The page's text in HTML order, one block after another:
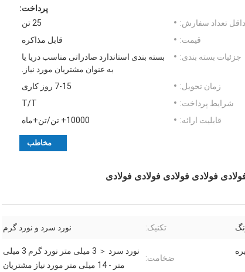
پرداخت:
تعداد سفارش:
25 تن
قیمت:
قابل مذاکره
جزئیات بسته بندی:
بسته بندی استاندارد صادراتی مناسب دریا یا
به عنوان مشتریان مورد نیاز.
زمان تحویل:
7-15 روز کاری
شرایط پرداخت:
T/T
قابلیت ارائه:
10000+ تن/تن+ماه
مخاطب
فولادی فولادی فولادی فولادی
تکنیک: نورد سرد و نورد گرم
ضخامت:
نورد سرد ＜ 3 میلی متر نورد گرم 3 میلی
متر - 14 میلی متر مورد نیاز مشتریان